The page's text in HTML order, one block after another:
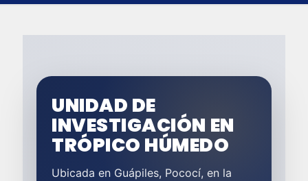
UNIDAD DE
INVESTIGACIÓN EN
TRÓPICO HÚMEDO
Ubicada en Guápiles, Pococí, en la